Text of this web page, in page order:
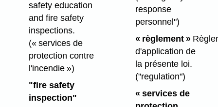
safety education
and fire safety
inspections.
(« services de
protection contre
l'incendie »)
"fire safety
inspection"
response
personnel")
« règlement »
d'application de
la présente loi.
("regulation")
« services de